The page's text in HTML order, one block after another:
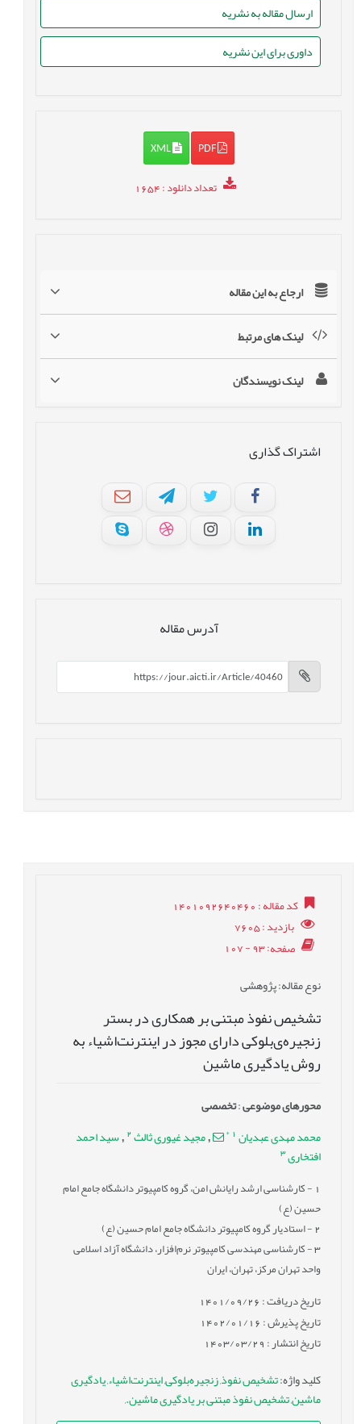
ارسال مقاله به نشریه
داوری برای این نشریه
PDF
XML
تعداد دانلود: 1654
ارجاع به این مقاله
لینک های مرتبط
لینک نویسندگان
اشتراک گذاری
آدرس مقاله
کد مقاله: 1401092640460
بازدید: 7605
صفحه: 93 - 107
نوع مقاله: پژوهشی
تشخیص نفوذ مبتنی بر همکاری در بستر
زنجیره‌ی‌بلوکی دارای مجوز در اینترنت‌اشیاء به
روش یادگیری ماشین
محورهای موضوعی:تخصصی
محمد مهدی عبدیان *
,مجید غیوری ثالث2
, سید احمد
افتخاری 3
- کارشناسی ارشد رایانش امن، گروه کامپیوتر دانشگاه جامع امام
حسین (ع)
2- استادیار گروه کامپیوتر دانشگاه جامع امام حسین (ع)
3- کارشناسی مهندسی کامپیوتر نرم‌افزار، دانشگاه آزاد اسلامی
واحد تهران مرکز، تهران، ایران
تاریخ دریافت : 1401/09/26
تاریخ پذیرش : 1402/01/16
تاریخ انتشار : 1403/03/29
کلید واژه:تشخیص نفوذ,زنجیره‌بلوکی,اینترنت‌اشیاء,یادگیری
ماشین,تشخیص نفوذ مبتنی بر یادگیری ماشین.,